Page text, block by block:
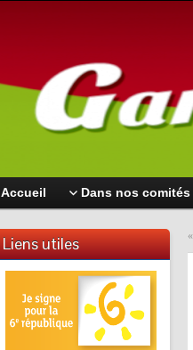
Accueil Dans nos comités
Liens utiles «